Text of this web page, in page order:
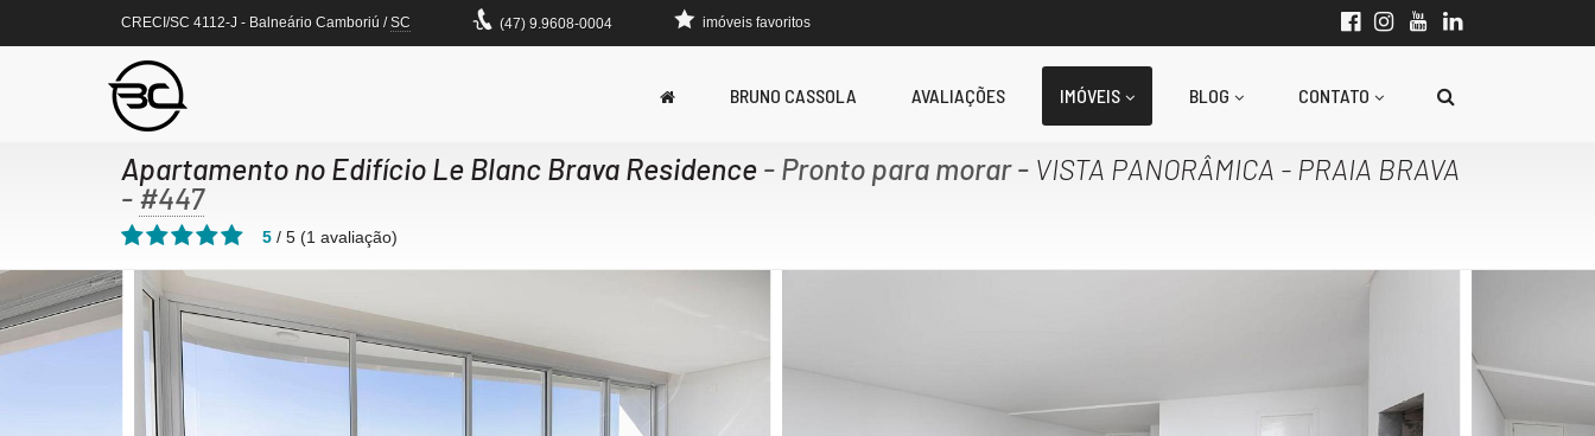
CRECI/SC 4112-J - Balneário Camboriú /SC (47) 9.9608-0004 imóveis favoritos
BRUNO CASSOLA AVALIAÇÕES IMÓVEIS BLOG CONTATO
Apartamento no Edifício Le Blanc Brava Residence - Pronto para morar- VISTA PANORÂMICA - PRAIA BRAVA
-#447
5 / 5 (1 avaliação)